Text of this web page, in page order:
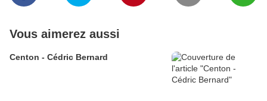
Vous aimerez aussi
Centon - Cédric Bernard